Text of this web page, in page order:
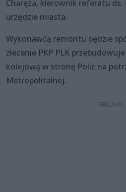
Charęza, kierownik referatu
urzędzie miasta.
Wykonawcą remontu będzie
zlecenie PKP PLK
kolejową w stronę Polic na
Metropolitalnej.